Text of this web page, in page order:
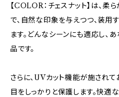
【COLOR：チェスナット】は、
で、自然な印象を与えつつ、装
ます。どんなシーンにも適応し、
品です。
さらに、UVカット機能が施され
目をしっかりと保護します。快